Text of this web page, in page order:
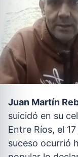
Juan Martín
suicidó en su
Entre Ríos, el
suceso ocurrió